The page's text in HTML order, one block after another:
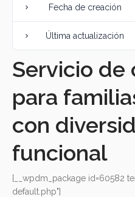
Fecha de creación
Última actualización
Servicio de
para
con
funcional
[__wpdm_package id=60582
default.php"]